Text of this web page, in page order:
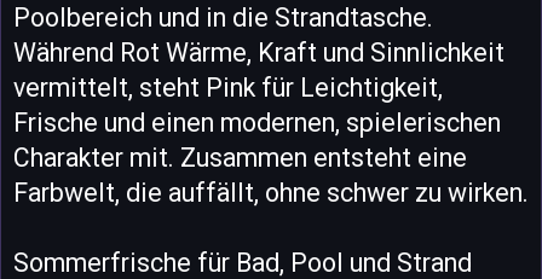
Poolbereich und in die Strandtasche.
Während Rot Wärme, Kraft und Sinnlichkeit
vermittelt, steht Pink für Leichtigkeit,
Frische und einen modernen, spielerischen
Charakter mit. Zusammen entsteht eine
Farbwelt, die auffällt, ohne schwer zu wirken.
Sommerfrische für Bad, Pool und Strand